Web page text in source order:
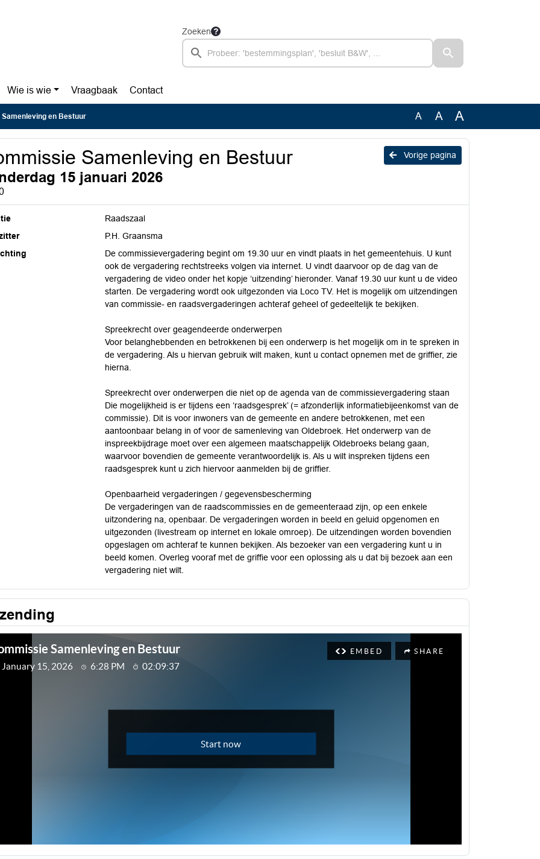
Zoeken
Wie is wie Vraagbaak Contact
en Bestuur A A A
Vorige pagina
Samenleving en Bestuur
15 januari 2026
Raadszaal
P.H. Graansma
De commissievergadering begint om 19.30 uur en vindt plaats in het gemeentehuis. U kunt
ook de vergadering rechtstreeks volgen via internet. U vindt daarvoor op de dag van de
vergadering de video onder het kopje ‘uitzending’ hieronder. Vanaf 19.30 uur kunt u de video
starten. De vergadering wordt ook uitgezonden via Loco TV. Het is mogelijk om uitzendingen
van commissie- en raadsvergaderingen achteraf geheel of gedeeltelijk te bekijken.
Spreekrecht over geagendeerde onderwerpen
Voor belanghebbenden en betrokkenen bij een onderwerp is het mogelijk om in te spreken in
de vergadering. Als u hiervan gebruik wilt maken, kunt u contact opnemen met de griffier, zie
hierna.
Spreekrecht over onderwerpen die niet op de agenda van de commissievergadering staan
Die mogelijkheid is er tijdens een ‘raadsgesprek’ (= afzonderlijk informatiebijeenkomst van de
commissie). Dit is voor inwoners van de gemeente en andere betrokkenen, met een
aantoonbaar belang in of voor de samenleving van Oldebroek. Het onderwerp van de
inspreekbijdrage moet over een algemeen maatschappelijk Oldebroeks belang gaan,
waarvoor bovendien de gemeente verantwoordelijk is. Als u wilt inspreken tijdens een
raadsgesprek kunt u zich hiervoor aanmelden bij de griffier.
Openbaarheid vergaderingen / gegevensbescherming
De vergaderingen van de raadscommissies en de gemeenteraad zijn, op een enkele
uitzondering na, openbaar. De vergaderingen worden in beeld en geluid opgenomen en
uitgezonden (livestream op internet en lokale omroep). De uitzendingen worden bovendien
opgeslagen om achteraf te kunnen bekijken. Als bezoeker van een vergadering kunt u in
beeld komen. Overleg vooraf met de griffie voor een oplossing als u dat bij bezoek aan een
vergadering niet wilt.